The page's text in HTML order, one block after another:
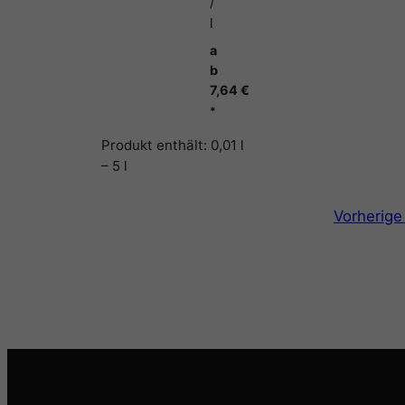
l
a
b
7,64 €
*
Produkt enthält: 0,01 l
– 5 l